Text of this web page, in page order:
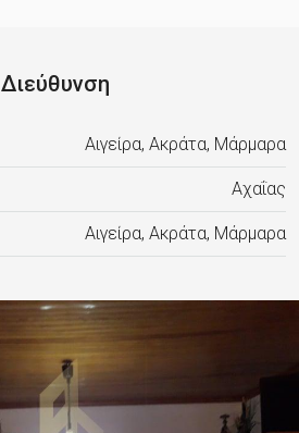
Διεύθυνση
Αιγείρα, Ακράτα, Μάρμαρα
Αχαΐας
Αιγείρα, Ακράτα, Μάρμαρα